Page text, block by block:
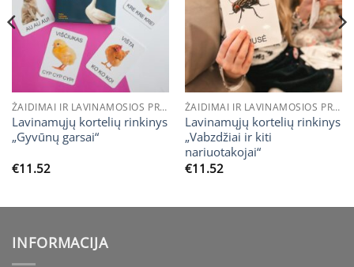
ŽAIDIMAI IR LAVINAMOSIOS PRIEMONĖS / LAVINAMOSIOS KORTELĖS
Lavinamųjų kortelių rinkinys
„Gyvūnų garsai“
€11.52
ŽAIDIMAI IR LAVINAMOSIOS PRIEMONĖS / LAVINAMOSIOS KORTELĖS
Lavinamųjų kortelių rinkinys
„Vabzdžiai ir kiti
nariuotakojai“
€11.52
INFORMACIJA